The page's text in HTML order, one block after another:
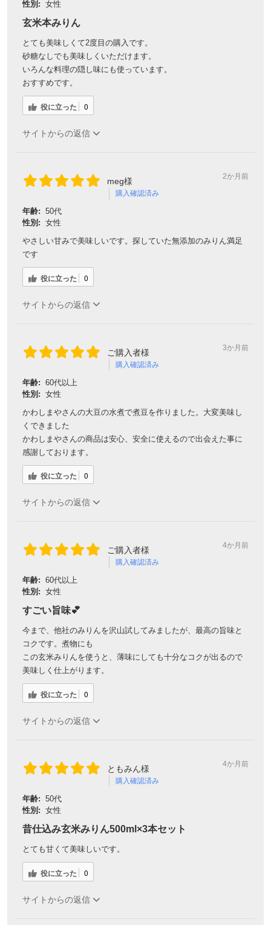
性別: 女性
玄米本みりん
とても美味しくて2度目の購入です。
砂糖なしでも美味しくいただけます。
いろんな料理の隠し味にも使っています。
おすすめです。
役に立った 0
サイトからの返信
meg様
購入確認済み
2か月前
年齢: 50代
性別: 女性
やさしい甘みで美味しいです。探していた無添加のみりん満足
です
役に立った 0
サイトからの返信
ご購入者様
購入確認済み
3か月前
年齢: 60代以上
性別: 女性
かわしまやさんの大豆の水煮で煮豆を作りました。大変美味し
くできました
かわしまやさんの商品は安心、安全に使えるので出会えた事に
感謝しております。
役に立った 0
サイトからの返信
ご購入者様
購入確認済み
4か月前
年齢: 60代以上
性別: 女性
すごい旨味💕
今まで、他社のみりんを沢山試してみましたが、最高の旨味と
コクです。煮物にも
この玄米みりんを使うと、薄味にしても十分なコクが出るので
美味しく仕上がります。
役に立った 0
サイトからの返信
ともみん様
購入確認済み
4か月前
年齢: 50代
性別: 女性
昔仕込み玄米みりん500ml×3本セット
とても甘くて美味しいです。
役に立った 0
サイトからの返信